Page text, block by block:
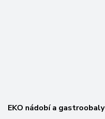
EKO nádobí a gastroobaly